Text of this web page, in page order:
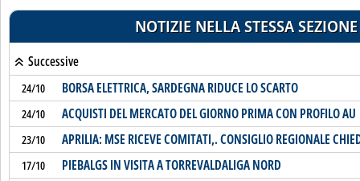
NOTIZIE NELLA STESSA SEZIONE
Successive
24/10 BORSA ELETTRICA, SARDEGNA RIDUCE LO SCARTO
24/10 ACQUISTI DEL MERCATO DEL GIORNO PRIMA CON PROFILO AU
23/10 APRILIA: MSE RICEVE COMITATI,. CONSIGLIO REGIONALE
17/10 PIEBALGS IN VISITA A TORREVALDALIGA NORD